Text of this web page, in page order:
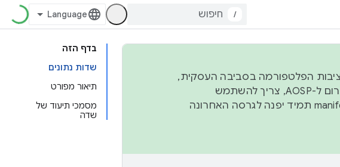
/
בדף הזה
שדות נתונים
תיאור מפורט
מסמכי תיעוד של
שדה
על יציבות הפלטפורמה בסביבה העסקית,
נפרסם קוד מקור ב-AOSP ברבעון השני וברבעון הרביעי. כדי ליצור ולתרום ל-AOSP, צריך להשתמש
manifest תמיד יפנה לגרסה האחרונה